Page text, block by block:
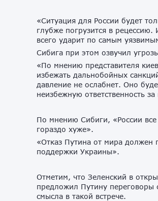
«Ситуация для России будет
глубже погрузится в
всего ударит по самым
Сибига при этом озвучил
«По мнению представителя
избежать дальнобойных
давление не ослабнет. Оно
неизбежную ответственность
По мнению Сибиги, «России все
гораздо хуже».
«Отказ Путина от мира должен
поддержки Украины».
Отметим, что Зеленский в
предложил Путину переговоры
смысла в такой встрече.